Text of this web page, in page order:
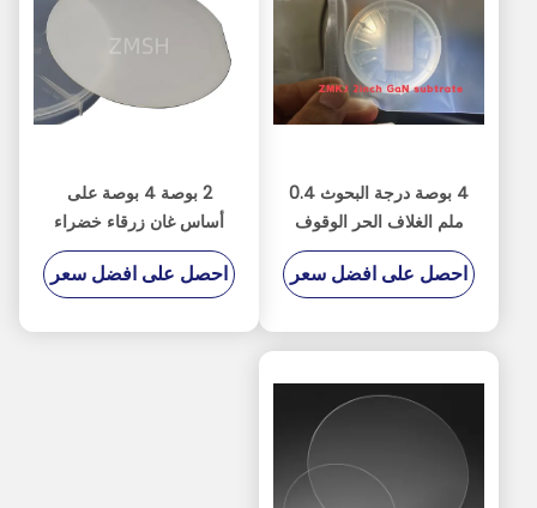
4 بوصة درجة البحوث 0.4
ملم الغلاف الحر الوقوف
GaN للشرائح
احصل على افضل سعر
2 بوصة 4 بوصة على
أساس غان زرقاء خضراء
LED نمت على مسطح أو
PPS الزعفري MOCVD
احصل على افضل سعر